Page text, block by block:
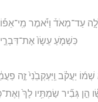
עַד־מְאֹד֒ וַיֹּ֡אמֶר
כִּשְׁמֹ֤עַ עֵשָׂו֙ אֶת־דִּבְרֵ֣י
שְׁמ֜וֹ יַעֲקֹ֗ב וַֽיַּעְקְבֵ֙נִי֙ זֶ֣ה
הֵ֣ן גְּבִ֞יר שַׂמְתִּ֥יו לָךְ֙